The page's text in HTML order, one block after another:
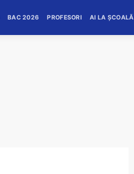
BAC 2026 PROFESORI AI LA ȘCOALĂ